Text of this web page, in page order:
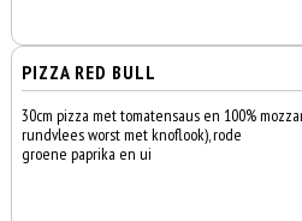
PIZZA RED BULL
30cm pizza met tomatensaus en 100%
rundvlees worst met knoflook), rode
groene paprika en ui